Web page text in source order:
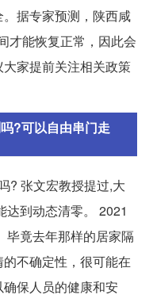
据专家预测，陕西咸
才能恢复正常，因此会
家提前关注相关政策
?可以自由串门走
? 张文宏教授提过,大
到动态清零。 2021
毕竟去年那样的居家隔
不确定性，很可能在
保人员的健康和安